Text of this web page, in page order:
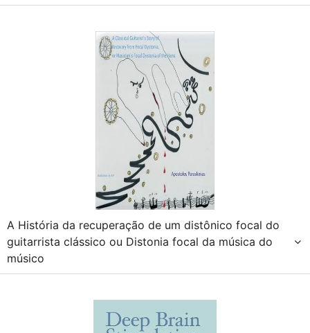
A História da recuperação de um distônico focal do
guitarrista clássico ou Distonia focal da música do
músico